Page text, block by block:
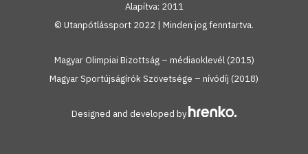
Alapítva: 2011
© Utanpótlássport 2022 | Minden jog fenntartva.
Magyar Olimpiai Bizottság – médiaoklevél (2015)
Magyar Sportújságírók Szövetsége – nívódíj (2018)
Designed and developed by